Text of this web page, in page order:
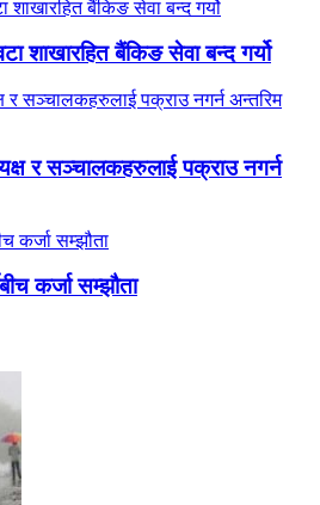
शाखारहित बैंकिङ सेवा बन्द गर्यो
र सञ्चालकहरुलाई पक्राउ नगर्न
कर्जा सम्झौता